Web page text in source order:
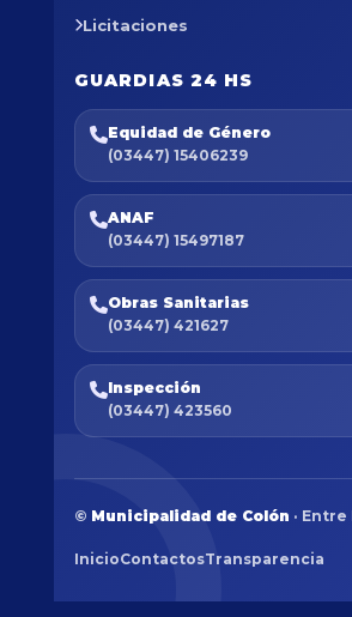
Licitaciones
GUARDIAS 24 HS
Equidad de Género
(03447) 15406239
ANAF
(03447) 15497187
Obras Sanitarias
(03447) 421627
Inspección
(03447) 423560
© Municipalidad de Colón · Entre
InicioContactosTransparencia